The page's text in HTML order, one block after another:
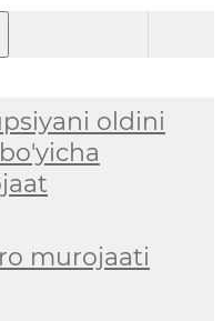
oldini
murojaati